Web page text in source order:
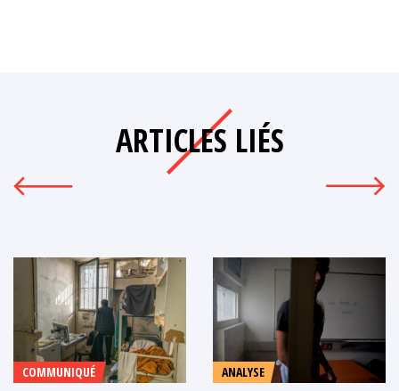
ARTICLES LIÉS
COMMUNIQUÉ ANALYSE